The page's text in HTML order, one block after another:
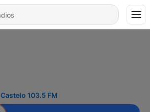
Castelo 103.5 FM